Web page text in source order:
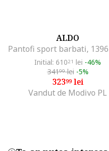
ALDO
Initial: 61021 lei -46%
34199lei -5%
32399lei
Vandut de Modivo PL